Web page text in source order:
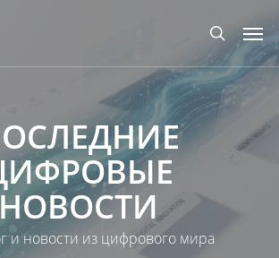
поиск
НОВОСТИ
и новости из цифрового мира